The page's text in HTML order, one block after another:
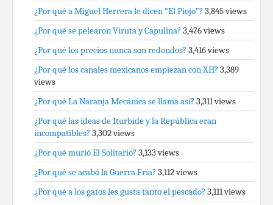
¿Por qué a Miguel Herrera le dicen “El Piojo”? 3,845 views
¿Por qué se pelearon Viruta y Capulina? 3,476 views
¿Por qué los precios nunca son redondos? 3,416 views
¿Por qué los canales mexicanos empiezan con XH? 3,389
views
¿Por qué La Naranja Mecánica se llama así? 3,311 views
¿Por qué las ideas de Iturbide y la República eran
incompatibles? 3,302 views
¿Por qué murió El Solitario? 3,133 views
¿Por qué se acabó la Guerra Fría? 3,112 views
¿Por qué a los gatos les gusta tanto el pescado? 3,111 views